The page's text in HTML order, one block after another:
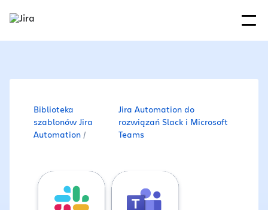
Biblioteka
szablonów Jira
Automation
Jira Automation do
rozwiązań Slack i Microsoft
Teams